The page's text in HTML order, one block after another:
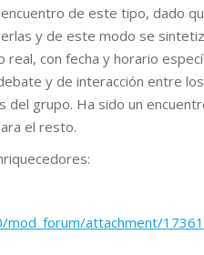
de este tipo, dado
y de este modo se
con fecha y horario
y de interacción entre
grupo. Ha sido un
el resto.
attachment/